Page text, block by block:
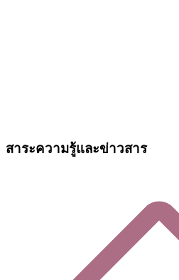
สาระความรู้และข่าวสาร